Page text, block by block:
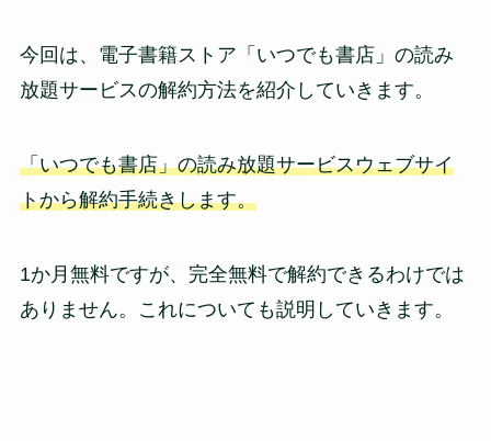
今回は、電子書籍ストア「いつでも書店」の読み
放題サービスの解約方法を紹介していきます。
「いつでも書店」の読み放題サービスウェブサイ
トから解約手続きします。
1か月無料ですが、完全無料で解約できるわけでは
ありません。これについても説明していきます。